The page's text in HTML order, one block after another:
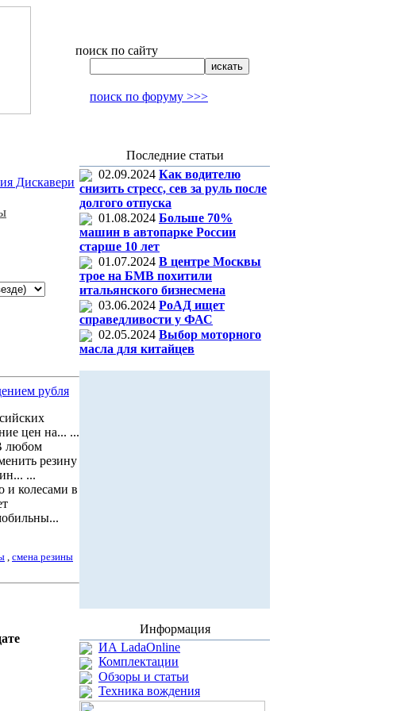
поиск по сайту
поиск по форуму >>>
Дискавери
рубля
цен на... ...
любом
резину
...
и колесами в
, смена резины
Последние статьи
02.09.2024 Как водителю
снизить стресс, сев за руль после
долгого отпуска
01.08.2024 Больше 70%
машин в автопарке России
старше 10 лет
01.07.2024 В центре Москвы
трое на БМВ похитили
итальянского бизнесмена
03.06.2024 РоАД ищет
справедливости у ФАС
02.05.2024 Выбор моторного
масла для китайцев
Информация
ИА LadaOnline
Комплектации
Обзоры и статьи
Техника вождения